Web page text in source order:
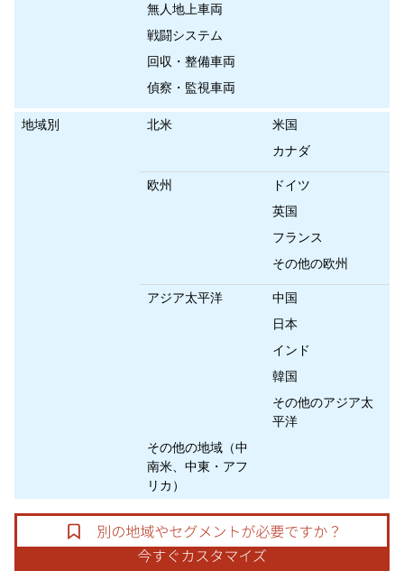
無人地上車両
戦闘システム
回収・整備車両
偵察・監視車両
地域別 北米
米国
カナダ
欧州
ドイツ
英国
フランス
その他の欧州
アジア太平洋
中国
日本
インド
韓国
その他のアジア太
平洋
その他の地域（中
南米、中東・アフ
リカ）